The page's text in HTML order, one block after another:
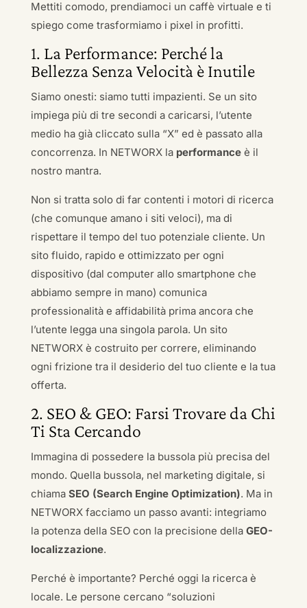
Mettiti comodo, prendiamoci un caffè virtuale e ti
spiego come trasformiamo i pixel in profitti.
1. La Performance: Perché la
Bellezza Senza Velocità è Inutile
Siamo onesti: siamo tutti impazienti. Se un sito
impiega più di tre secondi a caricarsi, l’utente
medio ha già cliccato sulla “X” ed è passato alla
concorrenza. In NETWORX la performanceè il
nostro mantra.
Non si tratta solo di far contenti i motori di ricerca
(che comunque amano i siti veloci), ma di
rispettare il tempo del tuo potenziale cliente. Un
sito fluido, rapido e ottimizzato per ogni
dispositivo (dal computer allo smartphone che
abbiamo sempre in mano) comunica
professionalità e affidabilità prima ancora che
l’utente legga una singola parola. Un sito
NETWORX è costruito per correre, eliminando
ogni frizione tra il desiderio del tuo cliente e la tua
offerta.
2. SEO & GEO: Farsi Trovare da Chi
Ti Sta Cercando
Immagina di possedere la bussola più precisa del
mondo. Quella bussola, nel marketing digitale, si
chiama SEO (Search Engine Optimization). Ma in
NETWORX facciamo un passo avanti: integriamo
la potenza della SEO con la precisione della GEO-
localizzazione.
Perché è importante? Perché oggi la ricerca è
locale. Le persone cercano “soluzioni